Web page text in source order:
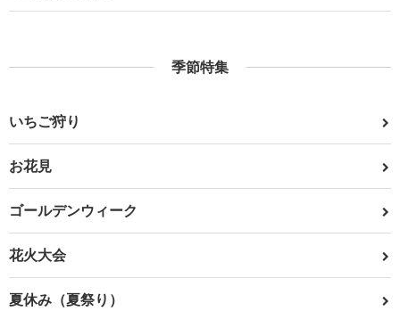
季節特集
いちご狩り
お花見
ゴールデンウィーク
花火大会
夏休み（夏祭り）